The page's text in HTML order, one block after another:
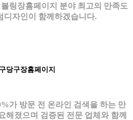
링장홈페이지 분야 최고의 만족도
디자인이 함께하겠습니다.
당구장홈페이지
가 방문 전 온라인 검색을 하는 만
해졌으며 검증된 전문 업체와 함께